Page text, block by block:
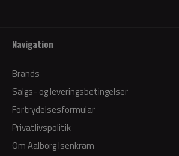
Navigation
Brands
Salgs- og leveringsbetingelser
Fortrydelsesformular
Privatlivspolitik
Om Aalborg Isenkram